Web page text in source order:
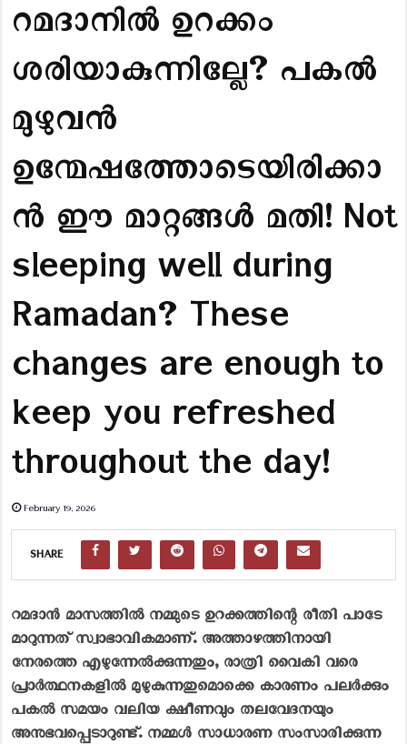
റമദാനിൽ ഉറക്കം
ശരിയാകുന്നില്ലേ? പകൽ
മുഴുവൻ
ഉന്മേഷത്തോടെയിരിക്കാ
ൻ ഈ മാറ്റങ്ങൾ മതി! Not
sleeping well during
Ramadan? These
changes are enough to
keep you refreshed
throughout the day!
February 19, 2026
SHARE
റമദാൻ മാസത്തിൽ നമ്മുടെ ഉറക്കത്തിന്റെ രീതി പാടേ
മാറുന്നത് സ്വാഭാവികമാണ്. അത്താഴത്തിനായി
നേരത്തെ എഴുന്നേൽക്കുന്നതും, രാത്രി വൈകി വരെ
പ്രാർത്ഥനകളിൽ മുഴുകുന്നതുമൊക്കെ കാരണം പലർക്കും
പകൽ സമയം വലിയ ക്ഷീണവും തലവേദനയും
അനുഭവപ്പെടാറുണ്ട്. നമ്മൾ സാധാരണ സംസാരിക്കുന്ന